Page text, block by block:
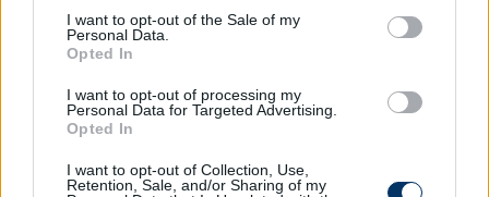
consent section.
I want to opt-out of the Sale of my
Personal Data.
Opted In
I want to opt-out of processing my
Personal Data for Targeted Advertising.
Opted In
I want to opt-out of Collection, Use,
Retention, Sale, and/or Sharing of my
Itt az idő, jöjjenek a buldózerek!
– utalnak arra, hogy Sonko és társai most fizikai
jelenlétükkel és energikus játékukkal kell hogy
megtörjék a gólcsendet.